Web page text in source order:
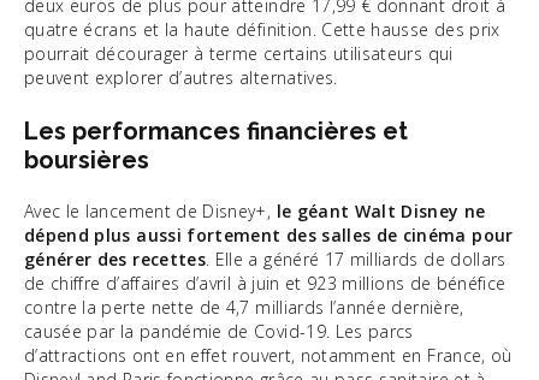
deux euros de plus pour atteindre 17,99 € donnant droit à
quatre écrans et la haute définition. Cette hausse des prix
pourrait décourager à terme certains utilisateurs qui
peuvent explorer d’autres alternatives.
Les performances financières et
boursières
Avec le lancement de Disney+, le géant Walt Disney ne
dépend plus aussi fortement des salles de cinéma pour
générer des recettes . Elle a généré 17 milliards de dollars
de chiffre d’affaires d’avril à juin et 923 millions de bénéfice
contre la perte nette de 4,7 milliards l’année dernière,
causée par la pandémie de Covid-19. Les parcs
d’attractions ont en effet rouvert, notamment en France, où